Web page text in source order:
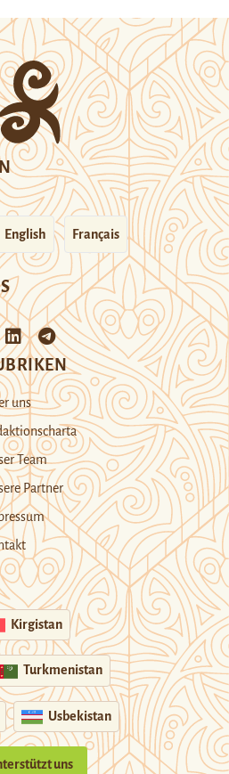
English Français
uns
Team
Partner
Kirgistan
Turkmenistan
Usbekistan
uns